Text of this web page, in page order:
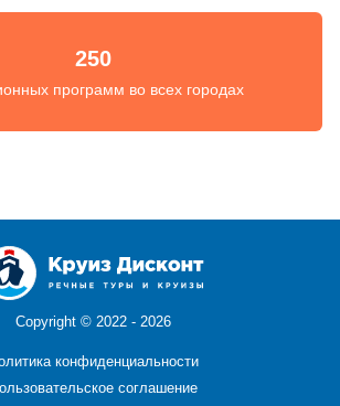
250
программ во всех городах
Copyright © 2022 - 2026
конфиденциальности
соглашение